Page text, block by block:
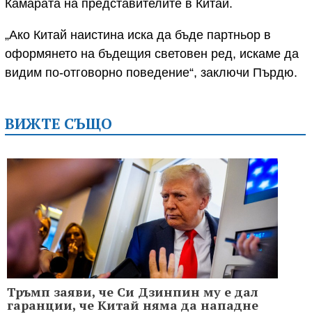
Камарата на представителите в Китай.
„Ако Китай наистина иска да бъде партньор в
оформянето на бъдещия световен ред, искаме да
видим по-отговорно поведение“, заключи Пърдю.
ВИЖТЕ СЪЩО
Тръмп заяви, че Си Дзинпин му е дал
гаранции, че Китай няма да нападне